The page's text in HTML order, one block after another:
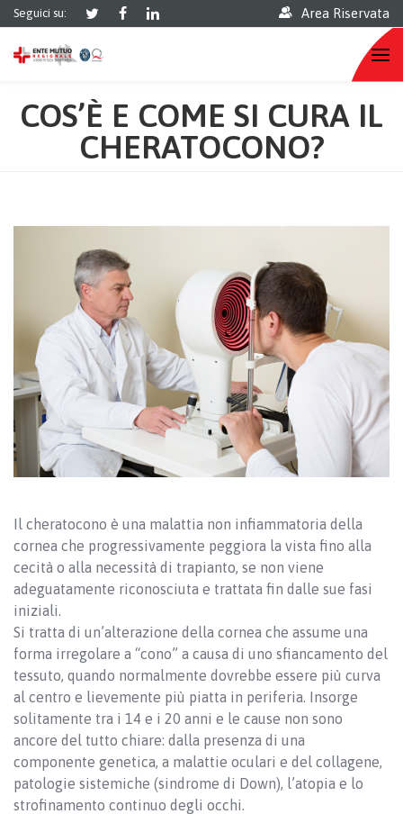
Seguici su: Area Riservata
COS’È E COME SI CURA IL
CHERATOCONO?
Il cheratocono è una malattia non infiammatoria della
cornea che progressivamente peggiora la vista fino alla
cecità o alla necessità di trapianto, se non viene
adeguatamente riconosciuta e trattata fin dalle sue fasi
iniziali.
Si tratta di un’alterazione della cornea che assume una
forma irregolare a “cono” a causa di uno sfiancamento del
tessuto, quando normalmente dovrebbe essere più curva
al centro e lievemente più piatta in periferia. Insorge
solitamente tra i 14 e i 20 anni e le cause non sono
ancore del tutto chiare: dalla presenza di una
componente genetica, a malattie oculari e del collagene,
patologie sistemiche (sindrome di Down), l’atopia e lo
strofinamento continuo degli occhi.